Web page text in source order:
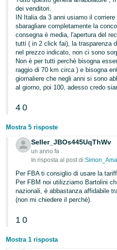
dei venditori.
IN Italia da 3 anni usiamo il
sbaragliare completamente la
consegna è media, l'apertura del
tutti ( in 2 click fai), la trasparenza
nel prezzo indicato, non ci sono
Non è per tutti perchè bisogna
raggio di 70 km circa ) e bisogna
giornaliere che negli anni si sono
al giorno, poi 100, adesso credo
4 0
Mostra 5 risposte
Seller_JBOs445UqThWv
un anno fa
In risposta al post di:
Per FBA ti consiglio di usare la
Per FBM noi utilizziamo Bartolini
nazionali, è abbastanza affidabile
(non mi chiedere il perchè).
1 0
Mostra 1 risposta